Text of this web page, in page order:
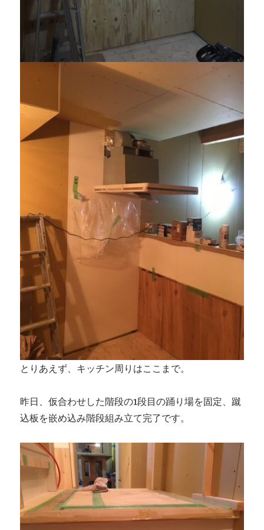
とりあえず、キッチン周りはここまで。
昨日、仮合わせした階段の1段目の踊り場を固定、蹴
込板を嵌め込み階段組み立て完了です。